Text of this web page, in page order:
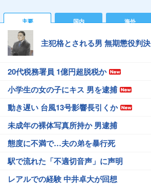
主要 国内 海外
主犯格とされる男 無期懲役判決
20代税務署員 1億円超脱税か
小学生の女の子にキス 男を逮捕
動き遅い 台風13号影響長引くか
未成年の裸体写真所持か 男逮捕
態度に不満で…夫の弟を暴行死
駅で流れた「不適切音声」に声明
レアルでの経験 中井卓大が回想